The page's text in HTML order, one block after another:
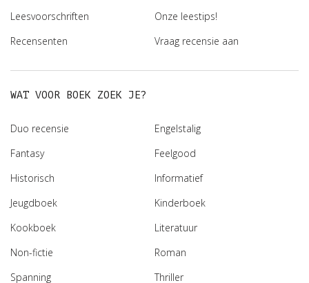
Leesvoorschriften
Onze leestips!
Recensenten
Vraag recensie aan
WAT VOOR BOEK ZOEK JE?
Duo recensie
Engelstalig
Fantasy
Feelgood
Historisch
Informatief
Jeugdboek
Kinderboek
Kookboek
Literatuur
Non-fictie
Roman
Spanning
Thriller